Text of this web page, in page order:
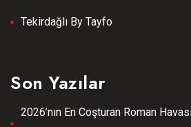
Tekirdağlı By Tayfo
Son Yazılar
2026’nın En Coşturan Roman